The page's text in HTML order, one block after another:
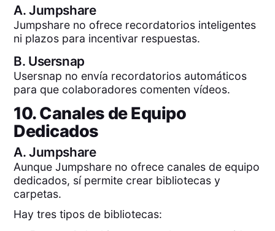
A.Jumpshare
Jumpshare no ofrece recordatorios inteligentes
ni plazos para incentivar respuestas.
B. Usersnap
Usersnap no envía recordatorios automáticos
para que colaboradores comenten vídeos.
10. Canales de Equipo
Dedicados
A.Jumpshare
Aunque Jumpshare no ofrece canales de equipo
dedicados, sí permite crear bibliotecas y
carpetas.
Hay tres tipos de bibliotecas: